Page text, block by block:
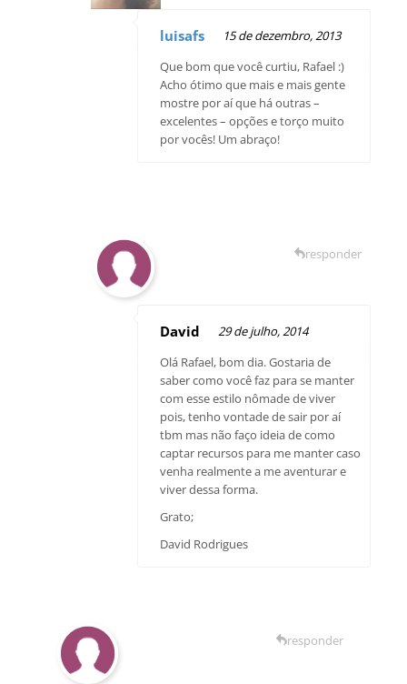
luisafs
15 de dezembro, 2013
Que bom que você curtiu, Rafael :)
Acho ótimo que mais e mais gente
mostre por aí que há outras –
excelentes – opções e torço muito
por vocês! Um abraço!
David
29 de julho, 2014
Olá Rafael, bom dia. Gostaria de
saber como você faz para se manter
com esse estilo nômade de viver
pois, tenho vontade de sair por aí
tbm mas não faço ideia de como
captar recursos para me manter caso
venha realmente a me aventurar e
viver dessa forma.
Grato;
David Rodrigues
responder
responder